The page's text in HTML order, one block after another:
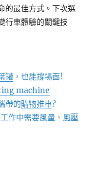
的最佳方式。下次選
行車體驗的關鍵技
罐 ，也能撐場面!
machine
帶的購物推車?
作中需要風量、風壓